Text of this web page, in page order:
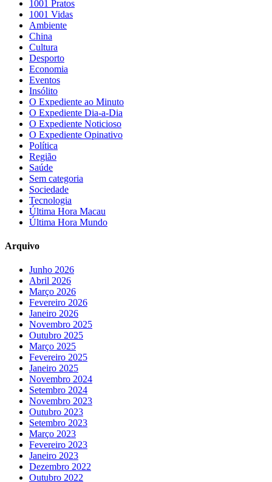
1001 Pratos
1001 Vidas
Ambiente
China
Cultura
Desporto
Economia
Eventos
Insólito
O Expediente ao Minuto
O Expediente Dia-a-Dia
O Expediente Noticioso
O Expediente Opinativo
Política
Região
Saúde
Sem categoria
Sociedade
Tecnologia
Última Hora Macau
Última Hora Mundo
Arquivo
Junho 2026
Abril 2026
Março 2026
Fevereiro 2026
Janeiro 2026
Novembro 2025
Outubro 2025
Março 2025
Fevereiro 2025
Janeiro 2025
Novembro 2024
Setembro 2024
Novembro 2023
Outubro 2023
Setembro 2023
Março 2023
Fevereiro 2023
Janeiro 2023
Dezembro 2022
Outubro 2022